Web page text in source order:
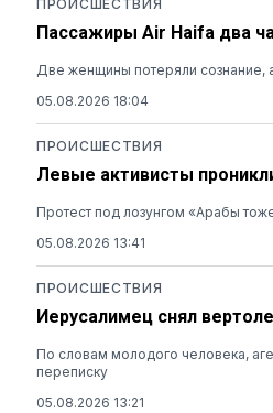
ПРОИСШЕСТВИЯ
Пассажиры Air Haifa два
Две женщины потеряли сознание,
05.08.2026 18:04
ПРОИСШЕСТВИЯ
Левые активисты
Протест под лозунгом «Арабы
05.08.2026 13:41
ПРОИСШЕСТВИЯ
Иерусалимец снял
По словам молодого человека,
переписку
05.08.2026 13:21